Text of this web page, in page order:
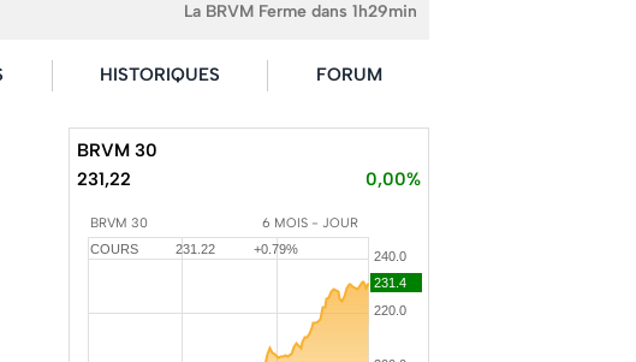
La BRVM Ferme dans 1h29min
HISTORIQUES FORUM
BRVM 30
231,22
0,00%
BRVM 30 6 MOIS - JOUR
COURS 231.22 +0.79%